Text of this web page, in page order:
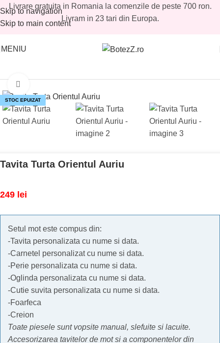
Skip to navigation
Skip to main content
Livrare gratuita in Romania la comenzile de peste 700 ron.
Livram in 23 tari din Europa.
MENIU
STOC EPUIZAT
Tavita Turta Orientul Auriu
249 lei
Setul mot este compus din:
-Tavita personalizata cu nume si data.
-Carnetel personalizat cu nume si data.
-Perie personalizata cu nume si data.
-Oglinda personalizata cu nume si data.
-Cutie suvita personalizata cu nume si data.
-Foarfeca
-Creion
Toate piesele sunt vopsite manual, slefuite si lacuite.
Accesorizarea tavitelor de mot si a componentelor din